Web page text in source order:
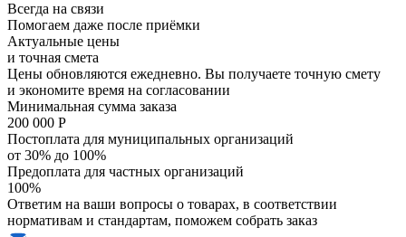
Всегда на связи
Помогаем даже после приёмки
Актуальные цены
и точная смета
Цены обновляются ежедневно. Вы получаете точную смету
и экономите время на согласовании
Минимальная сумма заказа
200 000 Р
Постоплата для муниципальных организаций
от 30% до 100%
Предоплата для частных организаций
100%
Ответим на ваши вопросы о товарах, в соответствии
нормативам и стандартам, поможем собрать заказ